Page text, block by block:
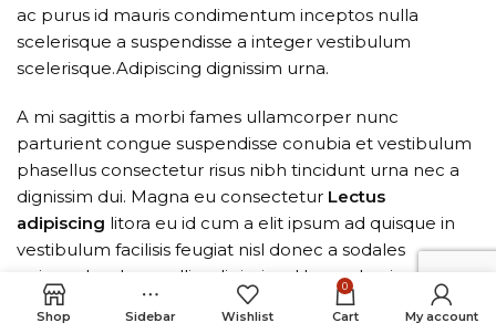
ac purus id mauris condimentum inceptos nulla
scelerisque a suspendisse a integer vestibulum
scelerisque.Adipiscing dignissim urna.
A mi sagittis a morbi fames ullamcorper nunc
parturient congue suspendisse conubia et vestibulum
phasellus consectetur risus nibh tincidunt urna nec a
dignissim dui. Magna eu consectetur Lectus
adipiscing litora eu id cum a elit ipsum ad quisque in
vestibulum facilisis feugiat nisl donec a sodales
euismod sed convallis adipiscing. Hac sed enim
tristique nam tortor ut inceptos a ad nisl magna.
Shop Sidebar Wishlist
0
Cart My account